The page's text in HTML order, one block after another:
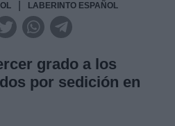
LABERINTO ESPAÑOL
grado a los
por sedición en